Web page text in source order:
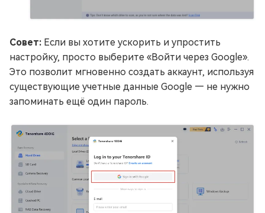
Совет: Если вы хотите ускорить и упростить
настройку, просто выберите «Войти через Google».
Это позволит мгновенно создать аккаунт, используя
существующие учетные данные Google — не нужно
запоминать ещё один пароль.